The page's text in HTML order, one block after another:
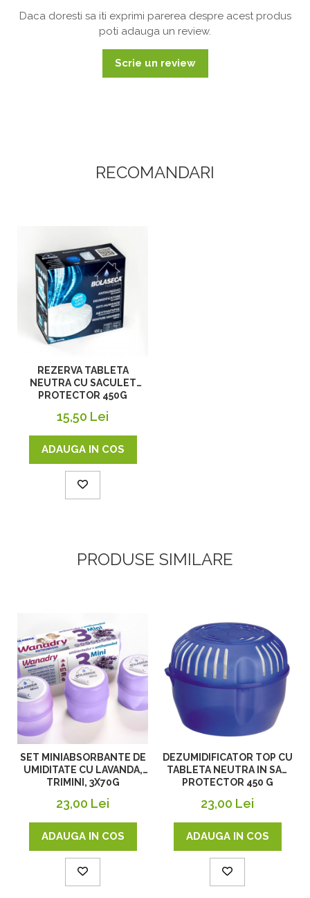
Daca doresti sa iti exprimi parerea despre acest produs
poti adauga un review.
Scrie un review
RECOMANDARI
REZERVA TABLETA
NEUTRA CU SACULET
PROTECTOR 450G
15,50 Lei
ADAUGA IN COS
PRODUSE SIMILARE
SET MINIABSORBANTE DE
UMIDITATE CU LAVANDA,
TRIMINI, 3X70G
23,00 Lei
ADAUGA IN COS
DEZUMIDIFICATOR TOP CU
TABLETA NEUTRA IN SAC
PROTECTOR 450 G
23,00 Lei
ADAUGA IN COS